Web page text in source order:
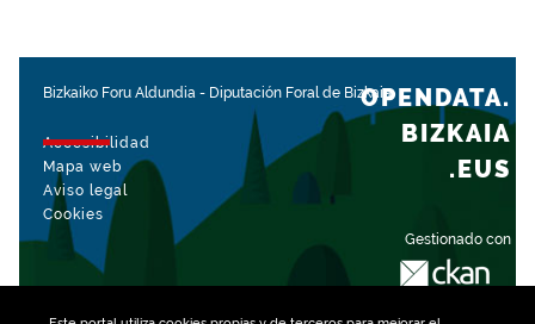
Bizkaiko Foru Aldundia - Diputación Foral de Bizkaia
Accesibilidad
Mapa web
Aviso legal
Cookies
Gestionado con
OPENDATA.
BIZKAIA
.EUS